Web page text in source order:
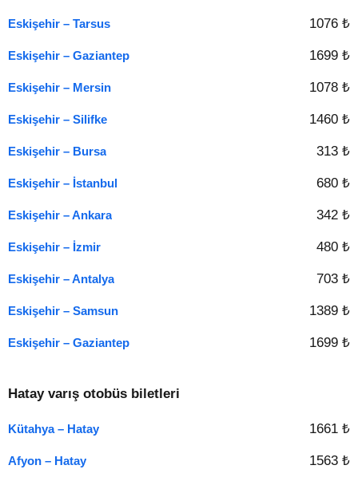
Eskişehir – Tarsus 1076 ₺
Eskişehir – Gaziantep 1699 ₺
Eskişehir – Mersin 1078 ₺
Eskişehir – Silifke 1460 ₺
Eskişehir – Bursa 313 ₺
Eskişehir – İstanbul 680 ₺
Eskişehir – Ankara 342 ₺
Eskişehir – İzmir 480 ₺
Eskişehir – Antalya 703 ₺
Eskişehir – Samsun 1389 ₺
Eskişehir – Gaziantep 1699 ₺
Hatay varış otobüs biletleri
Kütahya – Hatay 1661 ₺
Afyon – Hatay 1563 ₺